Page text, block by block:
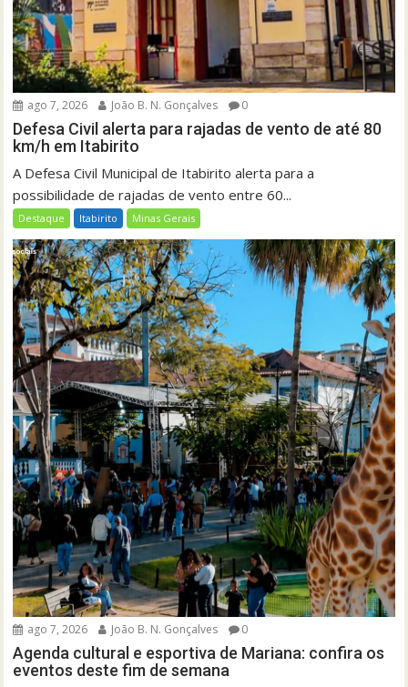
ago 7, 2026 João B. N. Gonçalves 0
Defesa Civil alerta para rajadas de vento de até 80
km/h em Itabirito
A Defesa Civil Municipal de Itabirito alerta para a
possibilidade de rajadas de vento entre 60...
Destaque Itabirito Minas Gerais
ago 7, 2026 João B. N. Gonçalves 0
Agenda cultural e esportiva de Mariana: confira os
eventos deste fim de semana